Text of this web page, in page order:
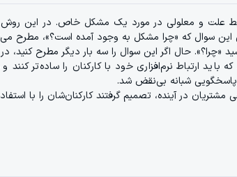
علت و معلولی در مورد یک مشکل خاص. در
سوال که «چرا مشکل به وجود آمده است؟»، مطرح
«چرا؟». حال اگر این سوال را سه بار دیگر مطرح
ارتباط نرم‌‌افزاری خود با کارکنان را ساده‌تر کنند
پاسخگویی شبانه بی‌نقض شد.
مشتریان در آینده، تصمیم گرفتند کارکنان‌شان را با